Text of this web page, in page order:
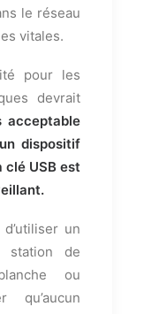
le réseau
vitales.
pour les
devrait
acceptable
dispositif
clé USB est
un
station de
ou
qu’aucun